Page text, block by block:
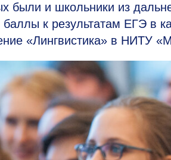
были и школьники из
к результатам ЕГЭ в
«Лингвистика» в НИТУ